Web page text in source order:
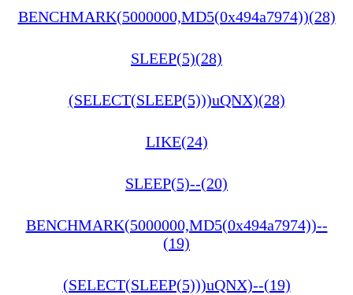
BENCHMARK(5000000,MD5(0x494a7974))(28)
SLEEP(5)(28)
(SELECT(SLEEP(5)))uQNX)(28)
LIKE(24)
SLEEP(5)--(20)
BENCHMARK(5000000,MD5(0x494a7974))--
(19)
(SELECT(SLEEP(5)))uQNX)--(19)